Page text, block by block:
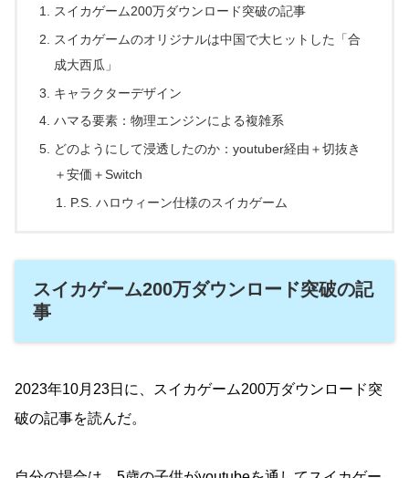
スイカゲーム200万ダウンロード突破の記事
スイカゲームのオリジナルは中国で大ヒットした「合
成大西瓜」
キャラクターデザイン
ハマる要素：物理エンジンによる複雑系
どのようにして浸透したのか：youtuber経由＋切抜き
＋安価＋Switch
P.S. ハロウィーン仕様のスイカゲーム
スイカゲーム200万ダウンロード突破の記
事
2023年10月23日に、スイカゲーム200万ダウンロード突
破の記事を読んだ。